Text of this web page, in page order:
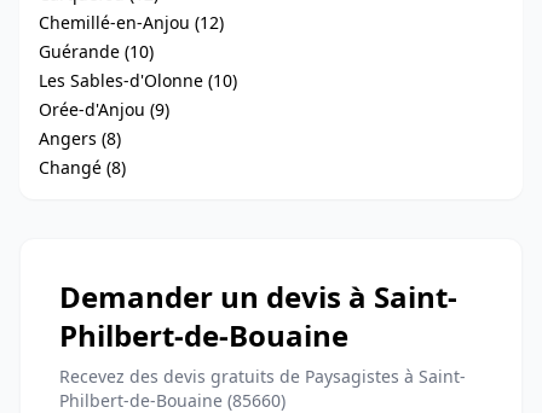
Chemillé-en-Anjou (12)
Guérande (10)
Les Sables-d'Olonne (10)
Orée-d'Anjou (9)
Angers (8)
Changé (8)
Demander un devis à Saint-
Philbert-de-Bouaine
Recevez des devis gratuits de Paysagistes à Saint-
Philbert-de-Bouaine (85660)